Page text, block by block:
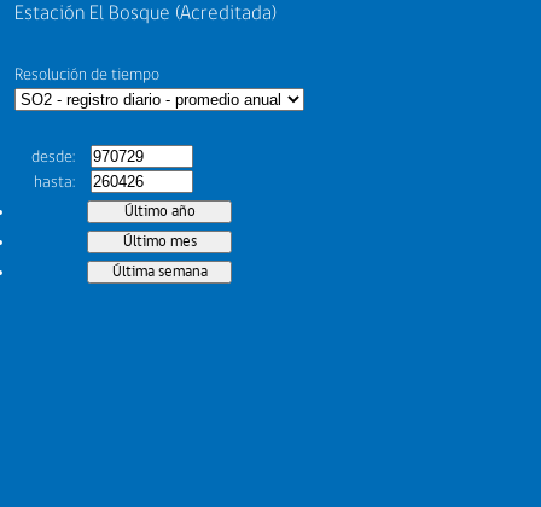
Estación El Bosque (Acreditada)
Resolución de tiempo
desde
hasta